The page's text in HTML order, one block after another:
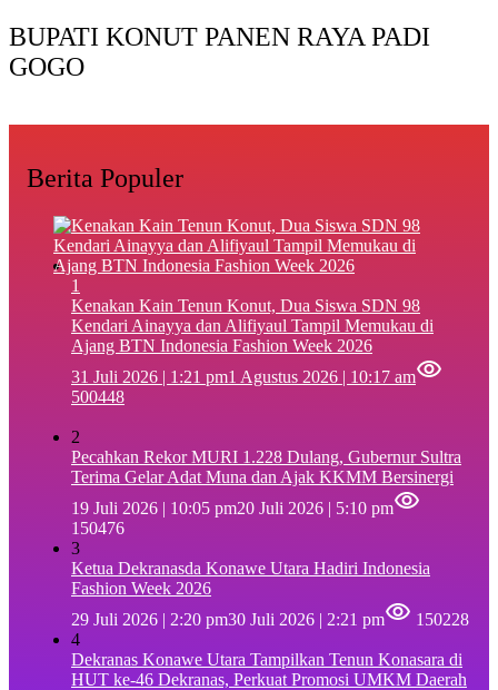
BUPATI KONUT PANEN RAYA PADI
GOGO
Berita Populer
1
‎Kenakan Kain Tenun Konut, Dua Siswa SDN 98
Kendari Ainayya dan Alifiyaul Tampil Memukau di
Ajang BTN Indonesia Fashion Week 2026
31 Juli 2026 | 1:21 pm1 Agustus 2026 | 10:17 am
500448
2
Pecahkan Rekor MURI 1.228 Dulang, Gubernur Sultra
Terima Gelar Adat Muna dan Ajak KKMM Bersinergi
19 Juli 2026 | 10:05 pm20 Juli 2026 | 5:10 pm
150476
3
Ketua Dekranasda Konawe Utara Hadiri Indonesia
Fashion Week 2026
29 Juli 2026 | 2:20 pm30 Juli 2026 | 2:21 pm
150228
4
Dekranas Konawe Utara Tampilkan Tenun Konasara di
HUT ke-46 Dekranas, Perkuat Promosi UMKM Daerah